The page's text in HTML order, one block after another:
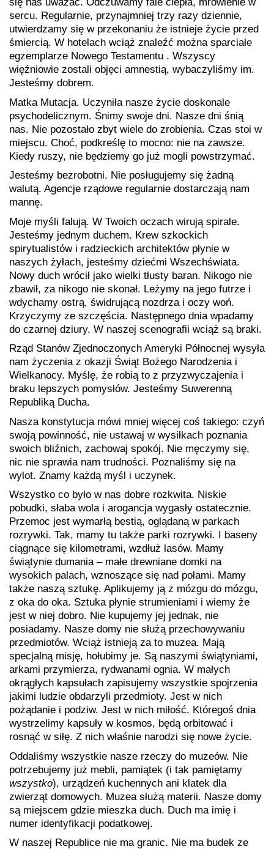
sercu. Regularnie, przynajmniej trzy razy dziennie,
utwierdzamy się w przekonaniu że istnieje życie przed
śmiercią. W hotelach wciąż znaleźć można sparciałe
egzemplarze Nowego Testamentu . Wszyscy
więźniowie zostali objęci amnestią, wybaczyliśmy im.
Jesteśmy dobrem.
Matka Mutacja. Uczyniła nasze życie doskonale
psychodelicznym. Śnimy swoje dni. Nasze dni śnią
nas. Nie pozostało zbyt wiele do zrobienia. Czas stoi w
miejscu. Choć, podkreślę to mocno: nie na zawsze.
Kiedy ruszy, nie będziemy go już mogli powstrzymać.
Jesteśmy bezrobotni. Nie posługujemy się żadną
walutą. Agencje rządowe regularnie dostarczają nam
mannę.
Moje myśli falują. W Twoich oczach wirują spirale.
Jesteśmy jednym duchem. Krew szkockich
spirytualistów i radzieckich architektów płynie w
naszych żyłach, jesteśmy dziećmi Wszechświata.
Nowy duch wrócił jako wielki tłusty baran. Nikogo nie
zbawił, za nikogo nie skonał. Leżymy na jego futrze i
wdychamy ostrą, świdrującą nozdrza i oczy woń.
Krzyczymy ze szczęścia. Następnego dnia wpadamy
do czarnej dziury. W naszej scenografii wciąż są braki.
Rząd Stanów Zjednoczonych Ameryki Północnej wysyła
nam życzenia z okazji Świąt Bożego Narodzenia i
Wielkanocy. Myślę, że robią to z przyzwyczajenia i
braku lepszych pomysłów. Jesteśmy Suwerenną
Republiką Ducha.
Nasza konstytucja mówi mniej więcej coś takiego: czyń
swoją powinność, nie ustawaj w wysiłkach poznania
swoich bliźnich, zachowaj spokój. Nie męczymy się,
nic nie sprawia nam trudności. Poznaliśmy się na
wylot. Znamy każdą myśl i uczynek.
Wszystko co było w nas dobre rozkwita. Niskie
pobudki, słaba wola i arogancja wygasły ostatecznie.
Przemoc jest wymarłą bestią, oglądaną w parkach
rozrywki. Tak, mamy tu także parki rozrywki. I baseny
ciągnące się kilometrami, wzdłuż lasów. Mamy
świątynie dumania – małe drewniane domki na
wysokich palach, wznoszące się nad polami. Mamy
także naszą sztukę. Aplikujemy ją z mózgu do mózgu,
z oka do oka. Sztuka płynie strumieniami i wiemy że
jest w niej dobro. Nie kupujemy jej jednak, nie
posiadamy. Nasze domy nie służą przechowywaniu
przedmiotów. Wciąż istnieją za to muzea. Mają
specjalną misję, hołubimy je. Są naszymi świątyniami,
arkami przymierza, rydwanami ognia. W małych
okrągłych kapsułach zapisujemy wszystkie spojrzenia
jakimi ludzie obdarzyli przedmioty. Jest w nich
pożądanie i podziw. Jest w nich miłość. Któregoś dnia
wystrzelimy kapsuły w kosmos, będą orbitować i
rosnąć w siłę. Z nich właśnie narodzi się nowe życie.
Oddaliśmy wszystkie nasze rzeczy do muzeów. Nie
potrzebujemy już mebli, pamiątek (i tak pamiętamy
wszystko), urządzeń kuchennych ani klatek dla
zwierząt domowych. Muzea służą materii. Nasze domy
są miejscem gdzie mieszka duch. Duch ma imię i
numer identyfikacji podatkowej.
W naszej Republice nie ma granic. Nie ma budek ze